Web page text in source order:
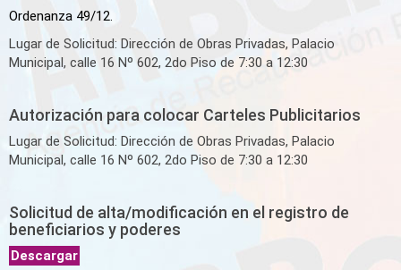
Ordenanza 49/12.
Lugar de Solicitud: Dirección de Obras Privadas, Palacio
Municipal, calle 16 Nº 602, 2do Piso de 7:30 a 12:30
Autorización para colocar Carteles Publicitarios
Lugar de Solicitud: Dirección de Obras Privadas, Palacio
Municipal, calle 16 Nº 602, 2do Piso de 7:30 a 12:30
Solicitud de alta/modificación en el registro de
beneficiarios y poderes
Descargar